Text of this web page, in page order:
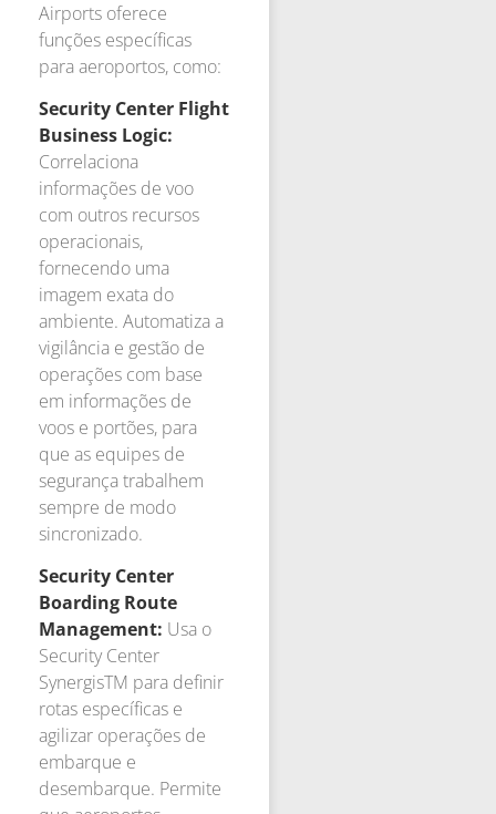
Airports oferece
funções específicas
para aeroportos, como:
Security Center Flight
Business Logic:
Correlaciona
informações de voo
com outros recursos
operacionais,
fornecendo uma
imagem exata do
ambiente. Automatiza a
vigilância e gestão de
operações com base
em informações de
voos e portões, para
que as equipes de
segurança trabalhem
sempre de modo
sincronizado.
Security Center
Boarding Route
Management: Usa o
Security Center
SynergisTM para definir
rotas específicas e
agilizar operações de
embarque e
desembarque. Permite